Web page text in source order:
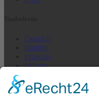
Deutsch
English
Français
Italiano
Nederlands
US + Canada